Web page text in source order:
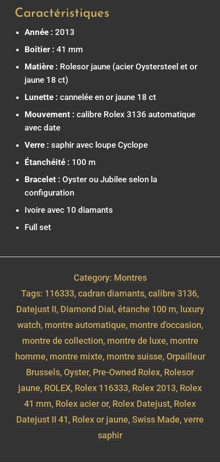
Caractéristiques
Année : 2013
Boîtier : 41 mm
Matière : Rolesor jaune (acier Oystersteel et or
jaune 18 ct)
Lunette : cannelée en or jaune 18 ct
Mouvement : calibre Rolex 3136 automatique
avec date
Verre : saphir avec loupe Cyclope
Étanchéité : 100 m
Bracelet : Oyster ou Jubilee selon la
configuration
Ivoire avec 10 diamants
Full set
Category: Montres
Tags: 116333, cadran diamants, calibre 3136,
Datejust II, Diamond Dial, étanche 100 m, luxury
watch, montre automatique, montre d'occasion,
montre de collection, montre de luxe, montre
homme, montre mixte, montre suisse, Orpailleur
Brussels, Oyster, Pre-Owned Rolex, Rolesor
jaune, ROLEX, Rolex 116333, Rolex 2013, Rolex
41 mm, Rolex acier or, Rolex Datejust, Rolex
Datejust II 41, Rolex or jaune, Swiss Made, verre
saphir